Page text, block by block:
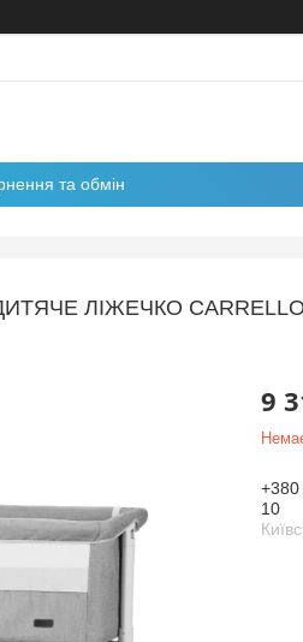
та обмін
ЛІЖЕЧКО CARRELLO
9
10